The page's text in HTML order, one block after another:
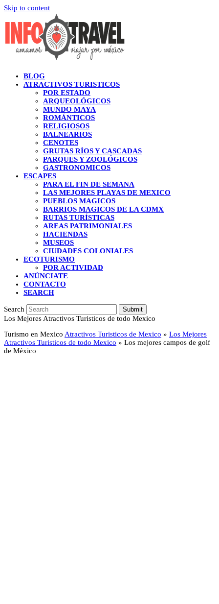
Skip to content
BLOG
ATRACTIVOS TURISTICOS
POR ESTADO
ARQUEOLÓGICOS
MUNDO MAYA
ROMÁNTICOS
RELIGIOSOS
BALNEARIOS
CENOTES
GRUTAS RÍOS Y CASCADAS
PARQUES Y ZOOLÓGICOS
GASTRONOMICOS
ESCAPES
PARA EL FIN DE SEMANA
LAS MEJORES PLAYAS DE MEXICO
PUEBLOS MAGICOS
BARRIOS MAGICOS DE LA CDMX
RUTAS TURÍSTICAS
AREAS PATRIMONIALES
HACIENDAS
MUSEOS
CIUDADES COLONIALES
ECOTURISMO
POR ACTIVIDAD
ANÚNCIATE
CONTACTO
SEARCH
Search Submit
Los Mejores Atractivos Turisticos de todo Mexico
Turismo en Mexico Atractivos Turisticos de Mexico » Los Mejores
Atractivos Turisticos de todo Mexico » Los mejores campos de golf
de México